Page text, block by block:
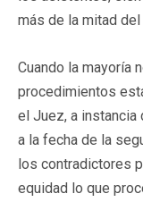
más de la mitad
Cuando la mayoría
procedimientos
el Juez, a instancia
a la fecha de la
los contradictores
equidad lo que